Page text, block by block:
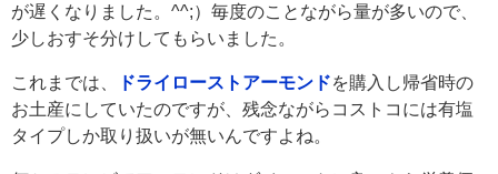
が遅くなりました。^^;）毎度のことながら量が多いので、
少しおすそ分けしてもらいました。
これまでは、 ドライローストアーモンドを購入し帰省時の
お土産にしていたのですが、残念ながらコストコには有塩
タイプしか取り扱いが無いんですよね。